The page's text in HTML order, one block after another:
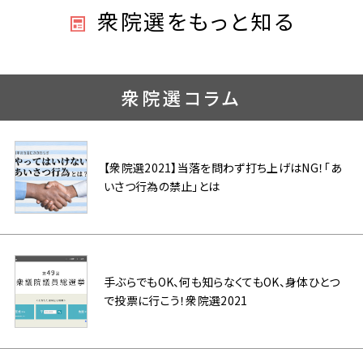
衆院選をもっと知る
衆院選コラム
【衆院選2021】当落を問わず打ち上げはNG！「あ
いさつ行為の禁止」とは
手ぶらでもOK、何も知らなくてもOK、身体ひとつ
で投票に行こう！衆院選2021